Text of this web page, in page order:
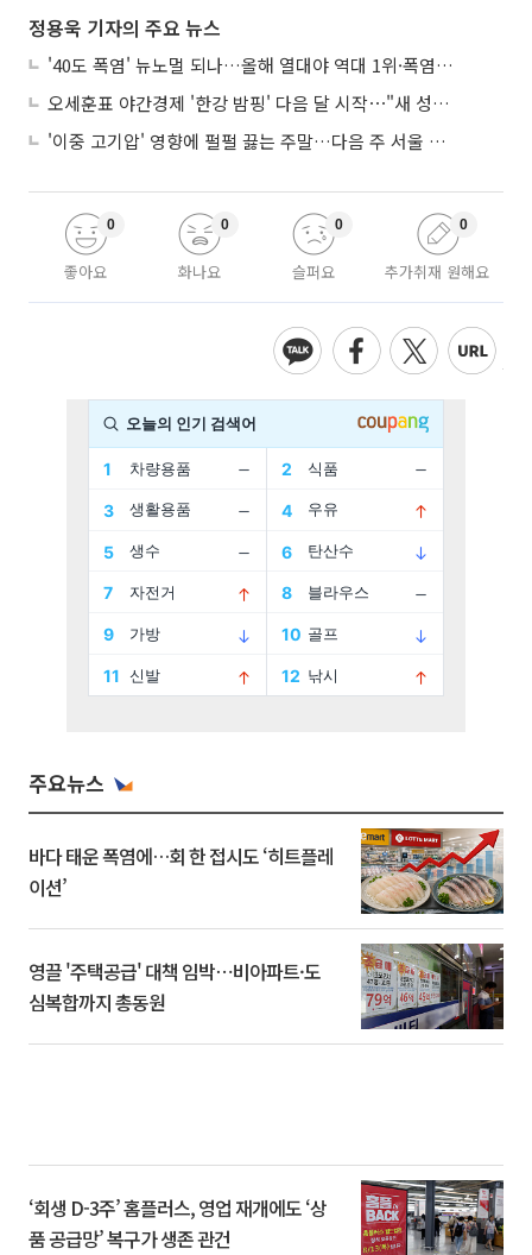
정용욱 기자의 주요 뉴스
'40도 폭염' 뉴노멀 되나…올해 열대야 역대 1위·폭염일수 평년 3배 넘어
오세훈표 야간경제 '한강 밤핑' 다음 달 시작⋯"새 성장동력 만들 것"
'이중 고기압' 영향에 펄펄 끓는 주말…다음 주 서울 포함 서쪽이 더 덥다
좋아요
0
화나요
0
슬퍼요
0
추가취재 원해요
0
주요뉴스
바다 태운 폭염에…회 한 접시도 ‘히트플레
이션’
영끌 '주택공급' 대책 임박⋯비아파트·도
심복합까지 총동원
‘회생 D-3주’ 홈플러스, 영업 재개에도 ‘상
품 공급망’ 복구가 생존 관건